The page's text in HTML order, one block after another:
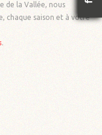
de la Vallée, nous
chaque saison et à votre
.